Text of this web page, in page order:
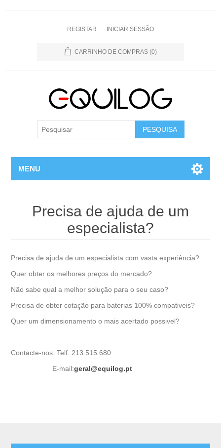
REGISTAR INICIAR SESSÃO
CARRINHO DE COMPRAS (0)
MENU
Precisa de ajuda de um
especialista?
Precisa de ajuda de um especialista com vasta experiência?
Quer obter os melhores preços do mercado?
Não sabe qual a melhor solução para o seu caso?
Precisa de obter cotação para baterias 100% compativeis?
Quer um dimensionamento o mais acertado possivel?
Contacte-nos: Telf. 213 515 680
E-mail:geral@equilog.pt